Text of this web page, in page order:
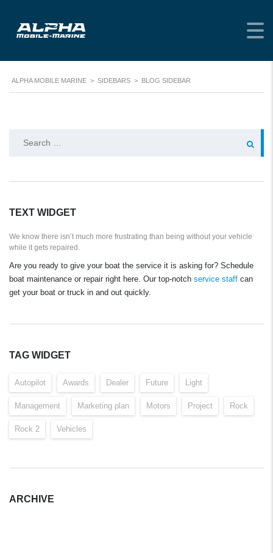
BLOG SIDEBAR
ALPHA MOBILE MARINE > SIDEBARS > BLOG SIDEBAR
TEXT WIDGET
We know there isn’t much more frustrating than being without your vehicle
while it gets repaired.
Are you ready to give your boat the service it is asking for? Schedule
boat maintenance or repair right here. Our top-notch service staff can
get your boat or truck in and out quickly.
TAG WIDGET
Autopilot Awards Dealer Future Light
Management Marketing plan Motors Project Rock
Rock 2 Vehicles
ARCHIVE